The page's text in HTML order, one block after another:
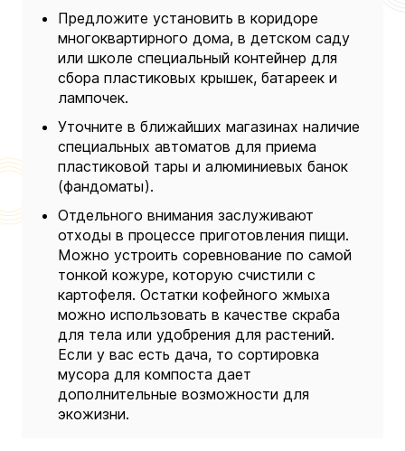
Предложите установить в коридоре
многоквартирного дома, в детском саду
или школе специальный контейнер для
сбора пластиковых крышек, батареек и
лампочек.
Уточните в ближайших магазинах наличие
специальных автоматов для приема
пластиковой тары и алюминиевых банок
(фандоматы).
Отдельного внимания заслуживают
отходы в процессе приготовления пищи.
Можно устроить соревнование по самой
тонкой кожуре, которую счистили с
картофеля. Остатки кофейного жмыха
можно использовать в качестве скраба
для тела или удобрения для растений.
Если у вас есть дача, то сортировка
мусора для компоста дает
дополнительные возможности для
экожизни.